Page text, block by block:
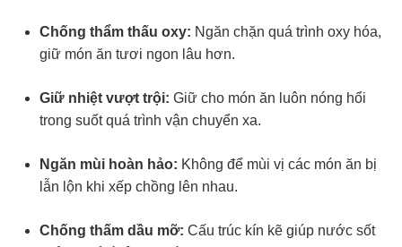
Chống thẩm thấu oxy: Ngăn chặn quá trình oxy hóa,
giữ món ăn tươi ngon lâu hơn.
Giữ nhiệt vượt trội: Giữ cho món ăn luôn nóng hổi
trong suốt quá trình vận chuyển xa.
Ngăn mùi hoàn hảo: Không để mùi vị các món ăn bị
lẫn lộn khi xếp chồng lên nhau.
Chống thấm dầu mỡ: Cấu trúc kín kẽ giúp nước sốt